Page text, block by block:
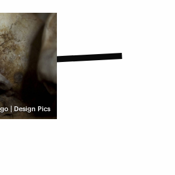
| Design Pics